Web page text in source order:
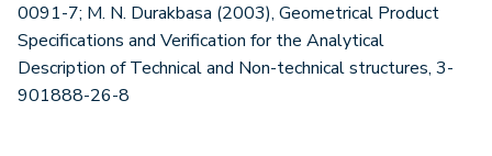
0091-7; M. N. Durakbasa (2003), Geometrical Product
Specifications and Verification for the Analytical
Description of Technical and Non-technical structures, 3-
901888-26-8